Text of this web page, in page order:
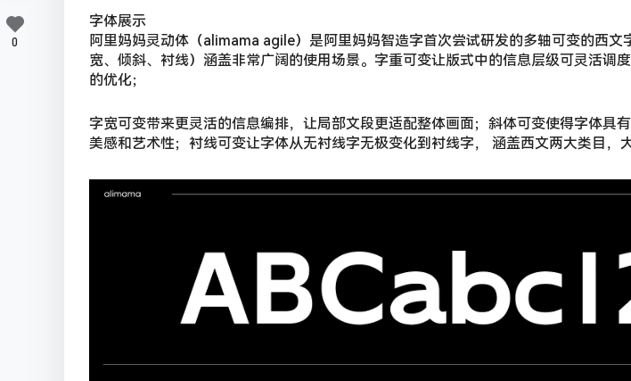
字体展示
阿里妈妈灵动体（alimama agile）是阿里妈妈智造字首次尝试研发的多轴可变的西文
宽、倾斜、衬线）涵盖非常广阔的使用场景。字重可变让版式中的信息层级可灵活调
的优化；
字宽可变带来更灵活的信息编排，让局部文段更适配整体画面；斜体可变使得字体具
美感和艺术性；衬线可变让字体从无衬线字无极变化到衬线字， 涵盖西文两大类目，
0